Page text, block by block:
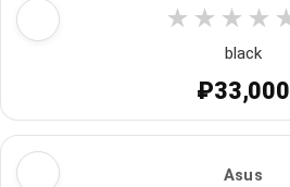
black
₽33,000
Asus